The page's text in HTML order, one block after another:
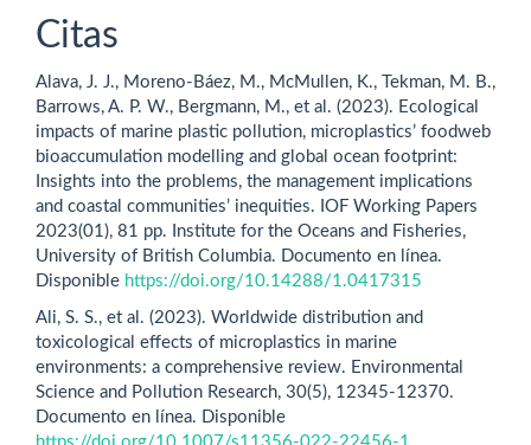
Citas
Alava, J. J., Moreno-Báez, M., McMullen, K., Tekman, M. B.,
Barrows, A. P. W., Bergmann, M., et al. (2023). Ecological
impacts of marine plastic pollution, microplastics’ foodweb
bioaccumulation modelling and global ocean footprint:
Insights into the problems, the management implications
and coastal communities’ inequities. IOF Working Papers
2023(01), 81 pp. Institute for the Oceans and Fisheries,
University of British Columbia. Documento en línea.
Disponible https://doi.org/10.14288/1.0417315
Ali, S. S., et al. (2023). Worldwide distribution and
toxicological effects of microplastics in marine
environments: a comprehensive review. Environmental
Science and Pollution Research, 30(5), 12345-12370.
Documento en línea. Disponible